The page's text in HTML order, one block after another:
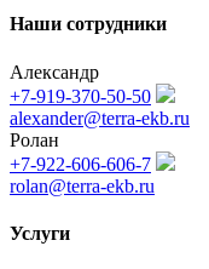
Наши сотрудники
Александр
+7-919-370-50-50
alexander@terra-ekb.ru
Ролан
+7-922-606-606-7
rolan@terra-ekb.ru
Услуги